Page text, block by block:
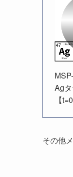
Ag
【
その他